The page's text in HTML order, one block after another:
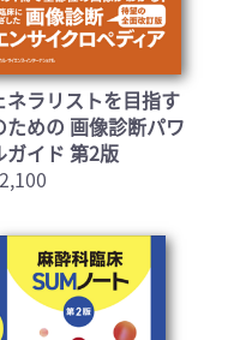
ネラリストを目指す
ための 画像診断パワ
ガイド 第2版